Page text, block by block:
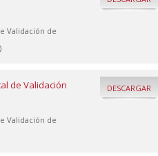
Validación de
de Validación
Validación de
DESCARGAR